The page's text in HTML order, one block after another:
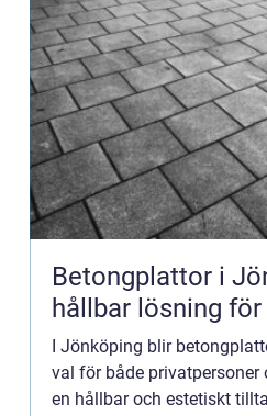
Betongplattor i
hållbar lösning
I Jönköping blir
val för både
en hållbar och estetiskt